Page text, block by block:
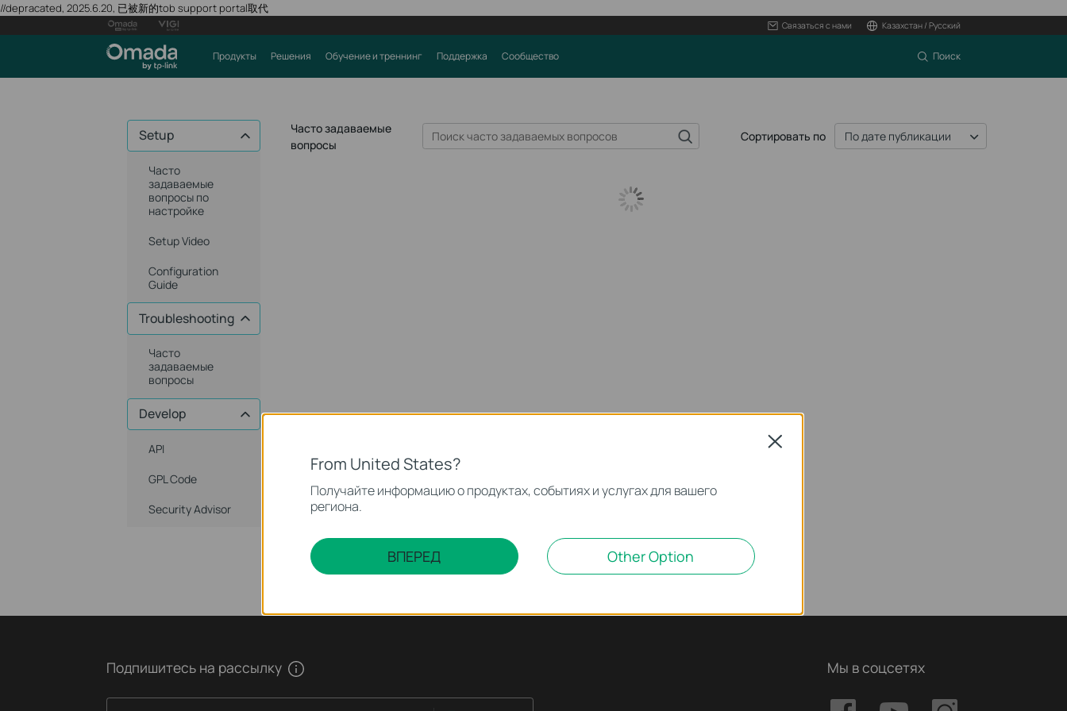
//depracated, 2025.6.20, 已被新的tob support portal取代
Связаться с нами Казахстан / Русский
Продукты Решения Обучение и треннинг Поддержка Сообщество Поиск
Setup
Часто
задаваемые
вопросы по
настройке
Setup Video
Configuration
Guide
Troubleshooting
Часто
задаваемые
вопросы
Develop
API
GPL Code
Security Advisor
Часто задаваемые
вопросы
Сортировать по По дате публикации
Подпишитесь на рассылку Мы в соцсетях
From United States?
Получайте информацию о продуктах, событиях и услугах для вашего
региона.
ВПЕРЕД Other Option
Close